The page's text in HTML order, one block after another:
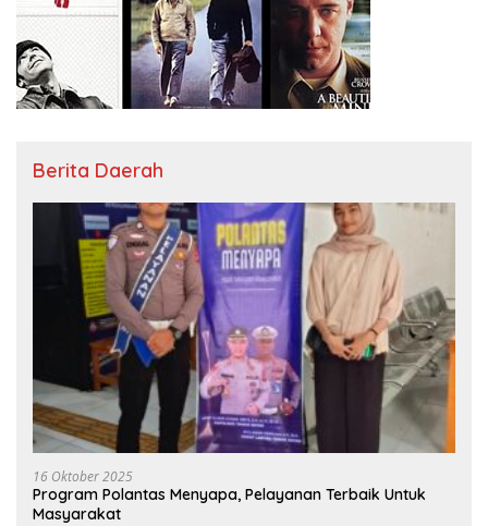
Berita Daerah
16 Oktober 2025
Program Polantas Menyapa, Pelayanan Terbaik Untuk
Masyarakat